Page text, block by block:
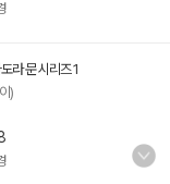
라 문 시리즈 1
)